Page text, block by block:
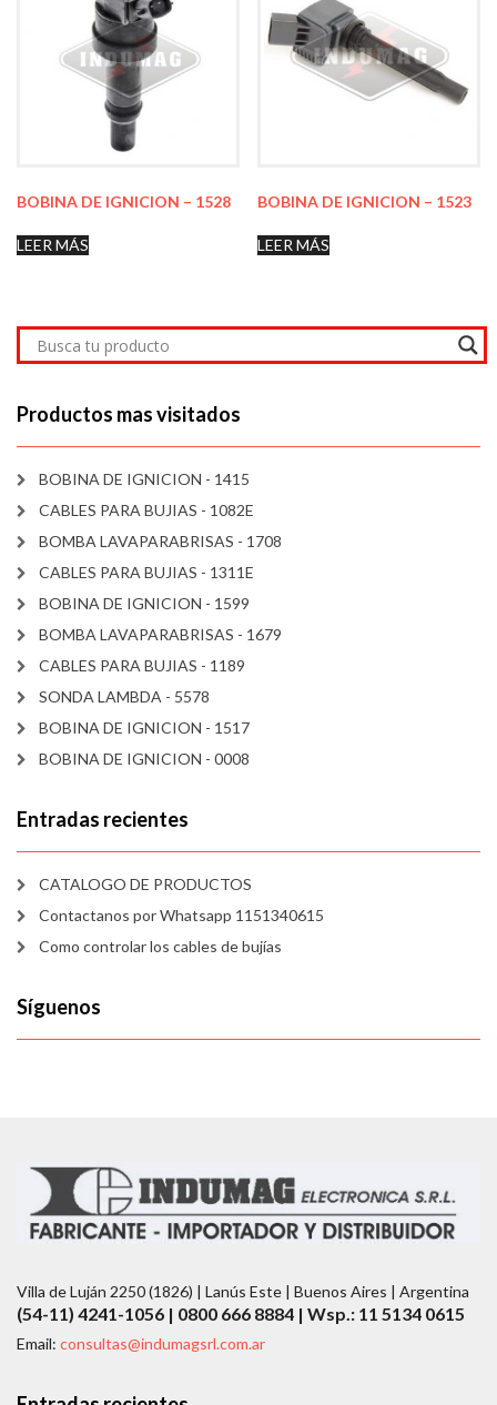
BOBINA DE IGNICION – 1528
LEER MÁS
BOBINA DE IGNICION – 1523
LEER MÁS
Productos mas visitados
BOBINA DE IGNICION - 1415
CABLES PARA BUJIAS - 1082E
BOMBA LAVAPARABRISAS - 1708
CABLES PARA BUJIAS - 1311E
BOBINA DE IGNICION - 1599
BOMBA LAVAPARABRISAS - 1679
CABLES PARA BUJIAS - 1189
SONDA LAMBDA - 5578
BOBINA DE IGNICION - 1517
BOBINA DE IGNICION - 0008
Entradas recientes
CATALOGO DE PRODUCTOS
Contactanos por Whatsapp 1151340615
Como controlar los cables de bujías
Síguenos
Villa de Luján 2250 (1826) | Lanús Este | Buenos Aires | Argentina
(54-11) 4241-1056 | 0800 666 8884 | Wsp.: 11 5134 0615
Email: consultas@indumagsrl.com.ar